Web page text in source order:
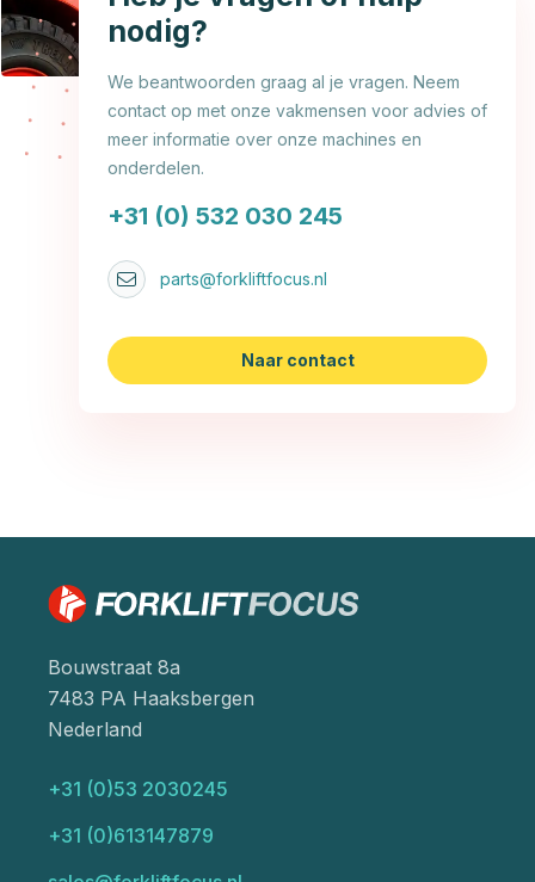
nodig?
We beantwoorden graag al je vragen. Neem
contact op met onze vakmensen voor advies of
meer informatie over onze machines en
onderdelen.
+31 (0) 532 030 245
parts@forkliftfocus.nl
Naar contact
Bouwstraat 8a
7483 PA Haaksbergen
Nederland
+31 (0)53 2030245
+31 (0)613147879